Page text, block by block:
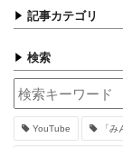
記事カテゴリ
検索
YouTube 「